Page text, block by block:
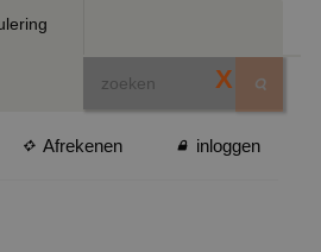
X
Afrekenen inloggen